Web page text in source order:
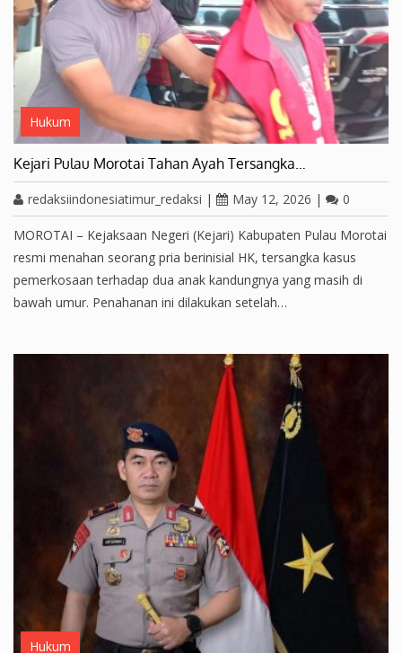
Hukum
Kejari Pulau Morotai Tahan Ayah Tersangka…
redaksiindonesiatimur_redaksi | May 12, 2026 | 0
MOROTAI – Kejaksaan Negeri (Kejari) Kabupaten Pulau Morotai
resmi menahan seorang pria berinisial HK, tersangka kasus
pemerkosaan terhadap dua anak kandungnya yang masih di
bawah umur. Penahanan ini dilakukan setelah…
Hukum